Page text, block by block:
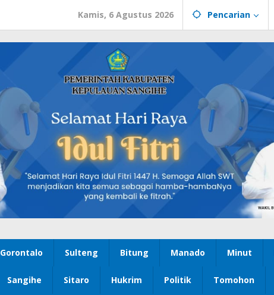
Kamis, 6 Agustus 2026 Pencarian
Gorontalo Sulteng Bitung Manado Minut
Sangihe Sitaro Hukrim Politik Tomohon